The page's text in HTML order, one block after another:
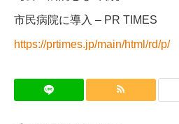
市民病院に導入 – PR TIMES
https://prtimes.jp/main/html/rd/p/